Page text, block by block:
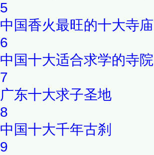
5
中国香火最旺的十大寺庙
6
中国十大适合求学的寺院
7
广东十大求子圣地
8
中国十大千年古刹
9